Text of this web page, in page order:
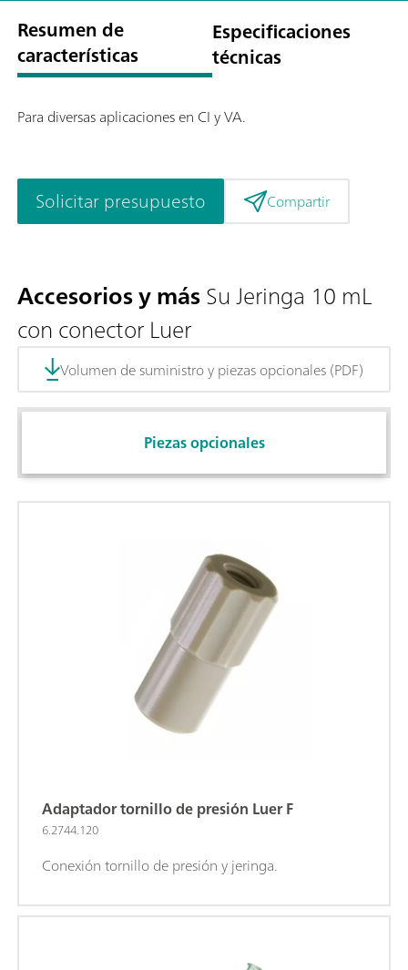
Resumen de
características
Especificaciones
técnicas
Para diversas aplicaciones en CI y VA.
Solicitar presupuesto Compartir
Accesorios y másSu Jeringa 10 mL
con conector Luer
Volumen de suministro y piezas opcionales (PDF)
Piezas opcionales
Adaptador tornillo de presión Luer F
6.2744.120
Conexión tornillo de presión y jeringa.